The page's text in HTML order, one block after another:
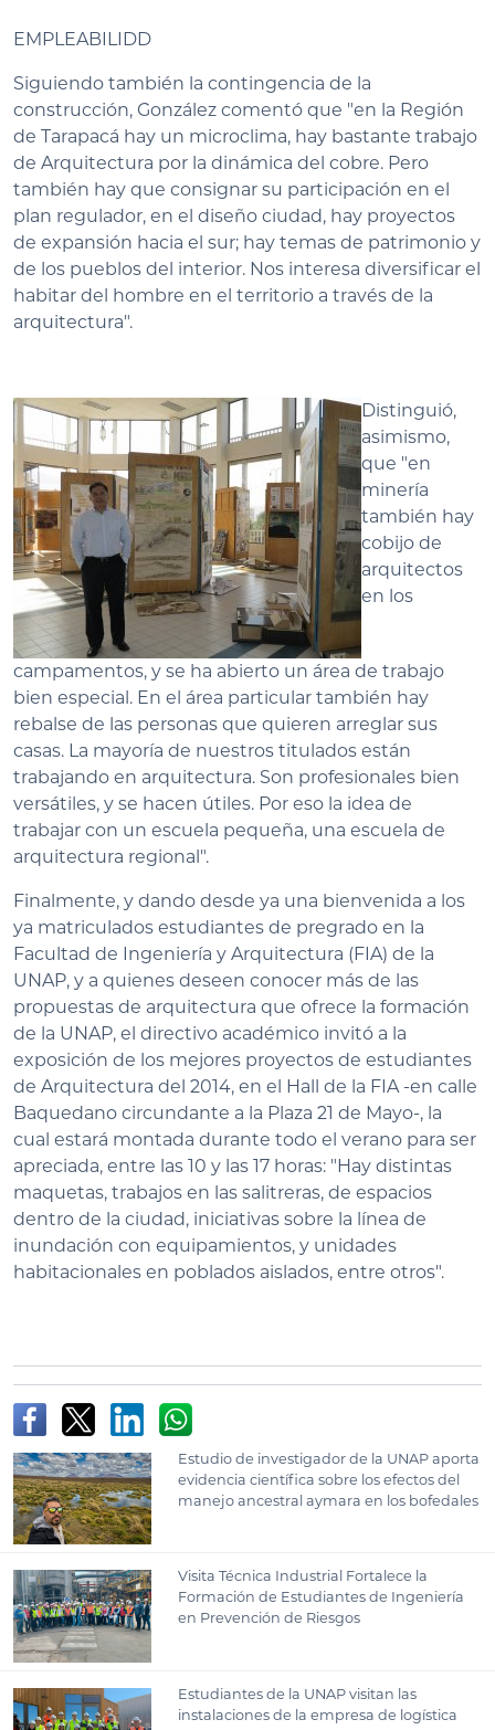
EMPLEABILIDD
Siguiendo también la contingencia de la
construcción, González comentó que "en la Región
de Tarapacá hay un microclima, hay bastante trabajo
de Arquitectura por la dinámica del cobre. Pero
también hay que consignar su participación en el
plan regulador, en el diseño ciudad, hay proyectos
de expansión hacia el sur; hay temas de patrimonio y
de los pueblos del interior. Nos interesa diversificar el
habitar del hombre en el territorio a través de la
arquitectura".
Distinguió,
asimismo,
que "en
minería
también hay
cobijo de
arquitectos
en los
campamentos, y se ha abierto un área de trabajo
bien especial. En el área particular también hay
rebalse de las personas que quieren arreglar sus
casas. La mayoría de nuestros titulados están
trabajando en arquitectura. Son profesionales bien
versátiles, y se hacen útiles. Por eso la idea de
trabajar con un escuela pequeña, una escuela de
arquitectura regional".
Finalmente, y dando desde ya una bienvenida a los
ya matriculados estudiantes de pregrado en la
Facultad de Ingeniería y Arquitectura (FIA) de la
UNAP, y a quienes deseen conocer más de las
propuestas de arquitectura que ofrece la formación
de la UNAP, el directivo académico invitó a la
exposición de los mejores proyectos de estudiantes
de Arquitectura del 2014, en el Hall de la FIA -en calle
Baquedano circundante a la Plaza 21 de Mayo-, la
cual estará montada durante todo el verano para ser
apreciada, entre las 10 y las 17 horas: "Hay distintas
maquetas, trabajos en las salitreras, de espacios
dentro de la ciudad, iniciativas sobre la línea de
inundación con equipamientos, y unidades
habitacionales en poblados aislados, entre otros".
Estudio de investigador de la UNAP aporta
evidencia científica sobre los efectos del
manejo ancestral aymara en los bofedales
Visita Técnica Industrial Fortalece la
Formación de Estudiantes de Ingeniería
en Prevención de Riesgos
Estudiantes de la UNAP visitan las
instalaciones de la empresa de logística